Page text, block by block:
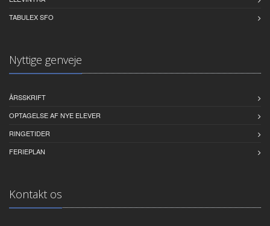
TABULEX SFO
Nyttige genveje
ÅRSSKRIFT
OPTAGELSE AF NYE ELEVER
RINGETIDER
FERIEPLAN
Kontakt os